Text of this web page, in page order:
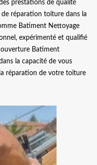
prestations de qualité
réparation toiture dans la
Batiment Nettoyage
expérimenté et qualifié
Batiment
la capacité de vous
réparation de votre toiture